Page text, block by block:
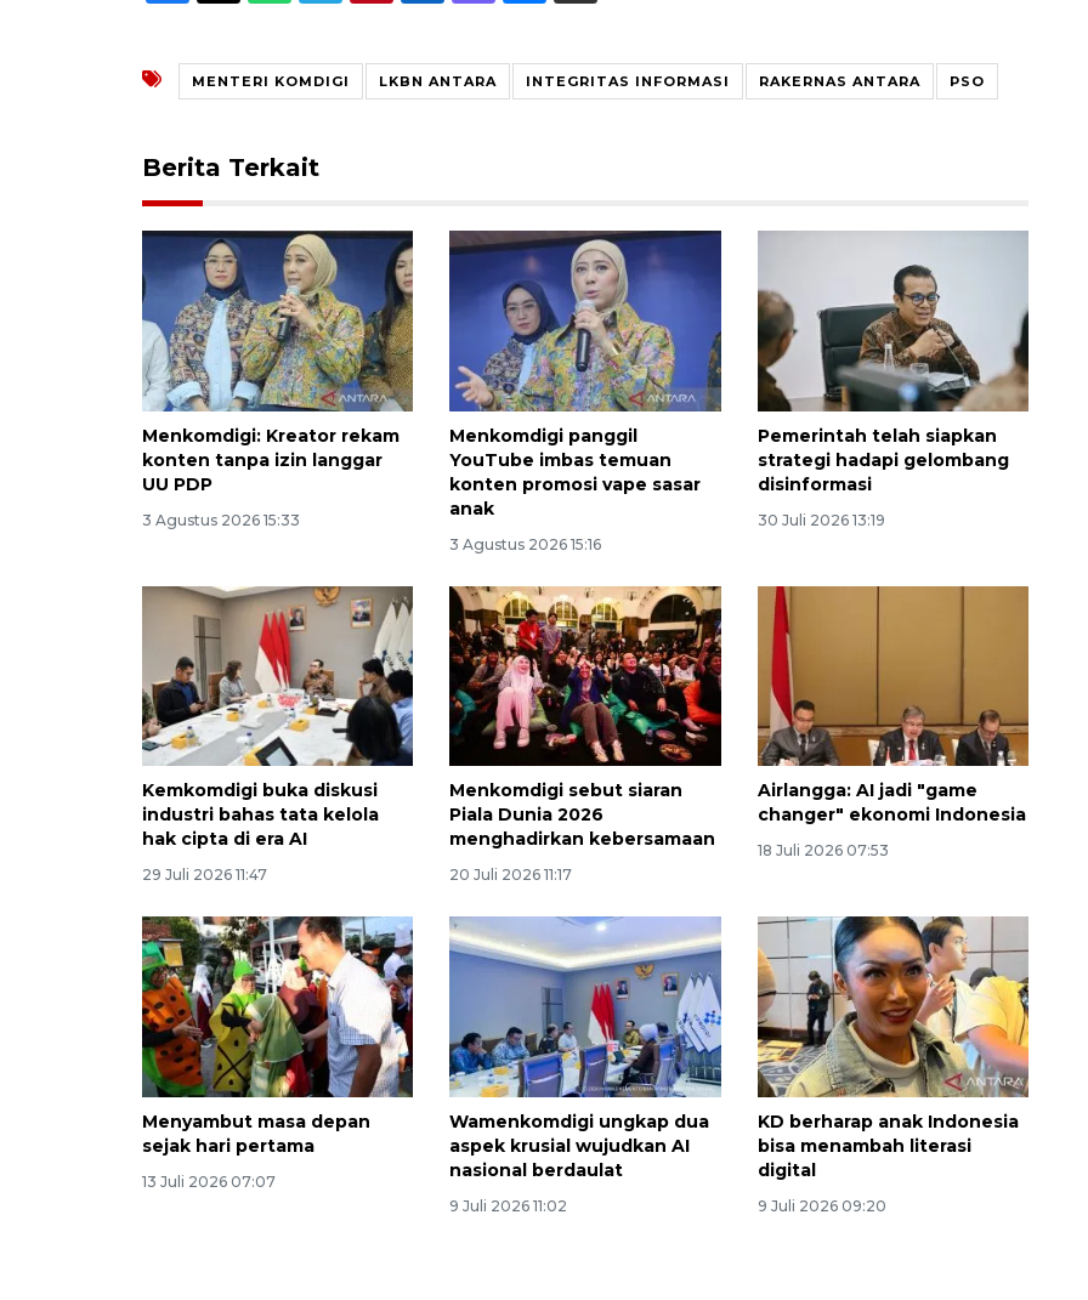
MENTERI KOMDIGI LKBN ANTARA INTEGRITAS INFORMASI RAKERNAS ANTARA PSO
Berita Terkait
Menkomdigi: Kreator rekam
konten tanpa izin langgar
UU PDP
3 Agustus 2026 15:33
Menkomdigi panggil
YouTube imbas temuan
konten promosi vape sasar
anak
3 Agustus 2026 15:16
Pemerintah telah siapkan
strategi hadapi gelombang
disinformasi
30 Juli 2026 13:19
Kemkomdigi buka diskusi
industri bahas tata kelola
hak cipta di era AI
29 Juli 2026 11:47
Menkomdigi sebut siaran
Piala Dunia 2026
menghadirkan kebersamaan
20 Juli 2026 11:17
Airlangga: AI jadi "game
changer" ekonomi Indonesia
18 Juli 2026 07:53
Menyambut masa depan
sejak hari pertama
13 Juli 2026 07:07
Wamenkomdigi ungkap dua
aspek krusial wujudkan AI
nasional berdaulat
9 Juli 2026 11:02
KD berharap anak Indonesia
bisa menambah literasi
digital
9 Juli 2026 09:20
Waspadai penyakit saat
musim kemarau